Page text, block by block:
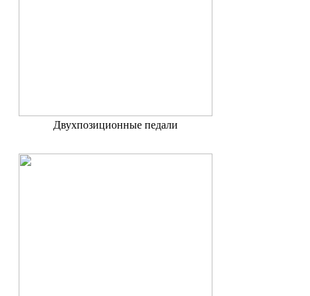
Двухпозиционные педали